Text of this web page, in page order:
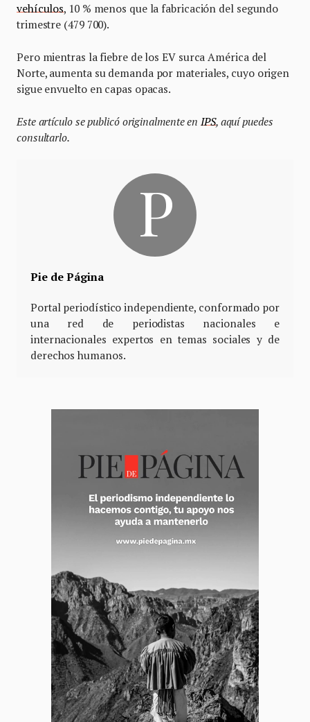
vehículos, 10 % menos que la fabricación del segundo
trimestre (479 700).
Pero mientras la fiebre de los EV surca América del
Norte, aumenta su demanda por materiales, cuyo origen
sigue envuelto en capas opacas.
Este artículo se publicó originalmente en IPS, aquí puedes
consultarlo.
Pie de Página
Portal periodístico independiente, conformado por
una red de periodistas nacionales e
internacionales expertos en temas sociales y de
derechos humanos.